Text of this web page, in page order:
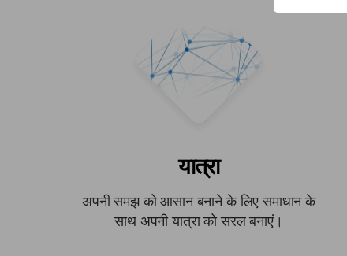
यात्रा
अपनी समझ को आसान बनाने के लिए समाधान के
साथ अपनी यात्रा को सरल बनाएं।